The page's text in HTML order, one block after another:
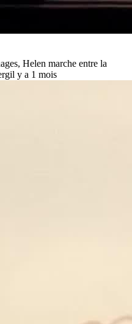
Helen marche entre la
il y a 1 mois